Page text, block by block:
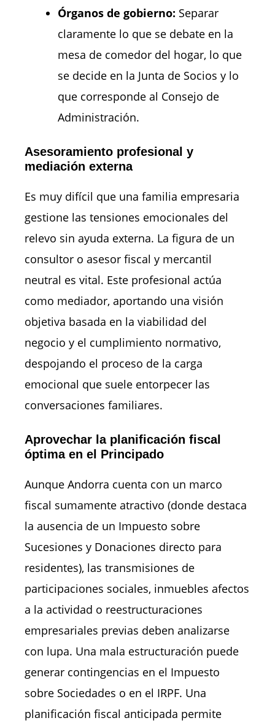
Órganos de gobierno: Separar
claramente lo que se debate en la
mesa de comedor del hogar, lo que
se decide en la Junta de Socios y lo
que corresponde al Consejo de
Administración.
Asesoramiento profesional y
mediación externa
Es muy difícil que una familia empresaria
gestione las tensiones emocionales del
relevo sin ayuda externa. La figura de un
consultor o asesor fiscal y mercantil
neutral es vital. Este profesional actúa
como mediador, aportando una visión
objetiva basada en la viabilidad del
negocio y el cumplimiento normativo,
despojando el proceso de la carga
emocional que suele entorpecer las
conversaciones familiares.
Aprovechar la planificación fiscal
óptima en el Principado
Aunque Andorra cuenta con un marco
fiscal sumamente atractivo (donde destaca
la ausencia de un Impuesto sobre
Sucesiones y Donaciones directo para
residentes), las transmisiones de
participaciones sociales, inmuebles afectos
a la actividad o reestructuraciones
empresariales previas deben analizarse
con lupa. Una mala estructuración puede
generar contingencias en el Impuesto
sobre Sociedades o en el IRPF. Una
planificación fiscal anticipada permite